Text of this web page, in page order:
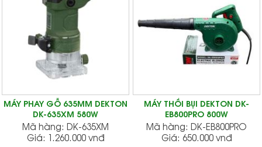
MÁY PHAY GỖ 635MM DEKTON
DK-635XM 580W
Mã hàng: DK-635XM
Giá: 1.260.000 vnđ
MÁY THỔI BỤI DEKTON DK-
EB800PRO 800W
Mã hàng: DK-EB800PRO
Giá: 650.000 vnđ